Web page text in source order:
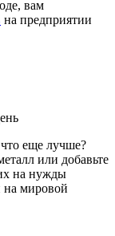
вам
на предприятии
еще лучше?
или добавьте
на нужды
мировой